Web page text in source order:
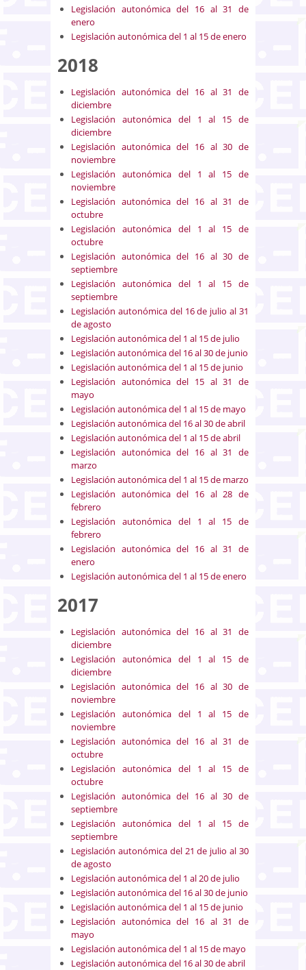
Legislación autonómica del 16 al 31 de
enero
Legislación autonómica del 1 al 15 de enero
2018
Legislación autonómica del 16 al 31 de
diciembre
Legislación autonómica del 1 al 15 de
diciembre
Legislación autonómica del 16 al 30 de
noviembre
Legislación autonómica del 1 al 15 de
noviembre
Legislación autonómica del 16 al 31 de
octubre
Legislación autonómica del 1 al 15 de
octubre
Legislación autonómica del 16 al 30 de
septiembre
Legislación autonómica del 1 al 15 de
septiembre
Legislación autonómica del 16 de julio al 31
de agosto
Legislación autonómica del 1 al 15 de julio
Legislación autonómica del 16 al 30 de junio
Legislación autonómica del 1 al 15 de junio
Legislación autonómica del 15 al 31 de
mayo
Legislación autonómica del 1 al 15 de mayo
Legislación autonómica del 16 al 30 de abril
Legislación autonómica del 1 al 15 de abril
Legislación autonómica del 16 al 31 de
marzo
Legislación autonómica del 1 al 15 de marzo
Legislación autonómica del 16 al 28 de
febrero
Legislación autonómica del 1 al 15 de
febrero
Legislación autonómica del 16 al 31 de
enero
Legislación autonómica del 1 al 15 de enero
2017
Legislación autonómica del 16 al 31 de
diciembre
Legislación autonómica del 1 al 15 de
diciembre
Legislación autonómica del 16 al 30 de
noviembre
Legislación autonómica del 1 al 15 de
noviembre
Legislación autonómica del 16 al 31 de
octubre
Legislación autonómica del 1 al 15 de
octubre
Legislación autonómica del 16 al 30 de
septiembre
Legislación autonómica del 1 al 15 de
septiembre
Legislación autonómica del 21 de julio al 30
de agosto
Legislación autonómica del 1 al 20 de julio
Legislación autonómica del 16 al 30 de junio
Legislación autonómica del 1 al 15 de junio
Legislación autonómica del 16 al 31 de
mayo
Legislación autonómica del 1 al 15 de mayo
Legislación autonómica del 16 al 30 de abril